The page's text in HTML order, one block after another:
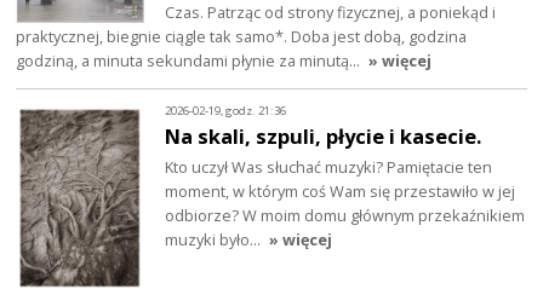
Czas. Patrząc od strony fizycznej, a poniekąd i
praktycznej, biegnie ciągle tak samo*. Doba jest dobą, godzina
godziną, a minuta sekundami płynie za minutą… » więcej
2026-02-19, godz. 21:36
Na skali, szpuli, płycie i kasecie.
Kto uczył Was słuchać muzyki? Pamiętacie ten
moment, w którym coś Wam się przestawiło w jej
odbiorze? W moim domu głównym przekaźnikiem
muzyki było… » więcej